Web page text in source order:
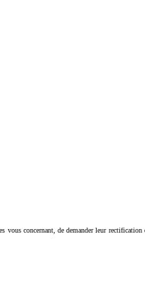
concernant, de demander leur rectification